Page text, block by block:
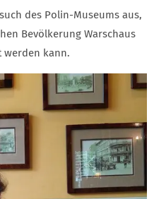
des Polin-Museums aus,
Bevölkerung Warschaus
werden kann.